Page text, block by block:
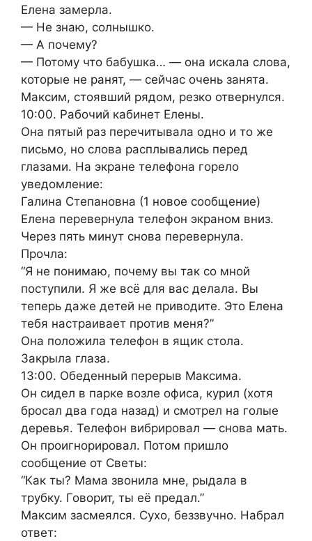
Елена замерла.
— Не знаю, солнышко.
— А почему?
— Потому что бабушка… — она искала слова,
которые не ранят, — сейчас очень занята.
Максим, стоявший рядом, резко отвернулся.
10:00. Рабочий кабинет Елены.
Она пятый раз перечитывала одно и то же
письмо, но слова расплывались перед
глазами. На экране телефона горело
уведомление:
Галина Степановна (1 новое сообщение)
Елена перевернула телефон экраном вниз.
Через пять минут снова перевернула.
Прочла:
“Я не понимаю, почему вы так со мной
поступили. Я же всё для вас делала. Вы
теперь даже детей не приводите. Это Елена
тебя настраивает против меня?”
Она положила телефон в ящик стола.
Закрыла глаза.
13:00. Обеденный перерыв Максима.
Он сидел в парке возле офиса, курил (хотя
бросал два года назад) и смотрел на голые
деревья. Телефон вибрировал — снова мать.
Он проигнорировал. Потом пришло
сообщение от Светы:
“Как ты? Мама звонила мне, рыдала в
трубку. Говорит, ты её предал.”
Максим засмеялся. Сухо, беззвучно. Набрал
ответ: